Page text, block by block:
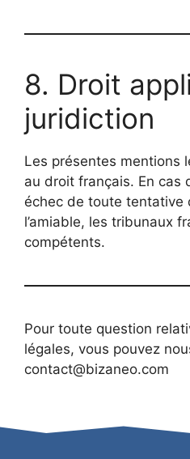
8. Droit
juridiction
Les présentes mentions
au droit français. En cas
échec de toute tentative
l’amiable, les tribunaux
compétents.
Pour toute question
légales, vous pouvez
contact@bizaneo.com